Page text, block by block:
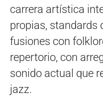
carrera artística
propias, standards
fusiones con
repertorio, con
sonido actual que
jazz.